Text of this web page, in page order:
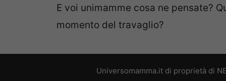
E voi unimamme cosa ne pensate?
momento del travaglio?
Universomamma.it di proprietà di